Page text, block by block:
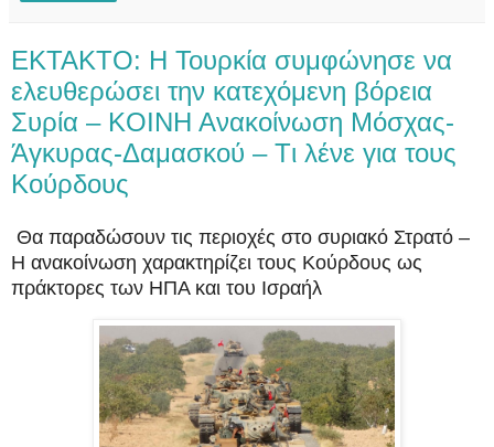
EKTAKTO: Η Τουρκία συμφώνησε να
ελευθερώσει την κατεχόμενη βόρεια
Συρία – KOINH Aνακοίνωση Μόσχας-
Άγκυρας-Δαμασκού – Tι λένε για τους
Κούρδους
Θα παραδώσουν τις περιοχές στο συριακό Στρατό –
Η ανακοίνωση χαρακτηρίζει τους Κούρδους ως
πράκτορες των ΗΠΑ και του Ισραήλ